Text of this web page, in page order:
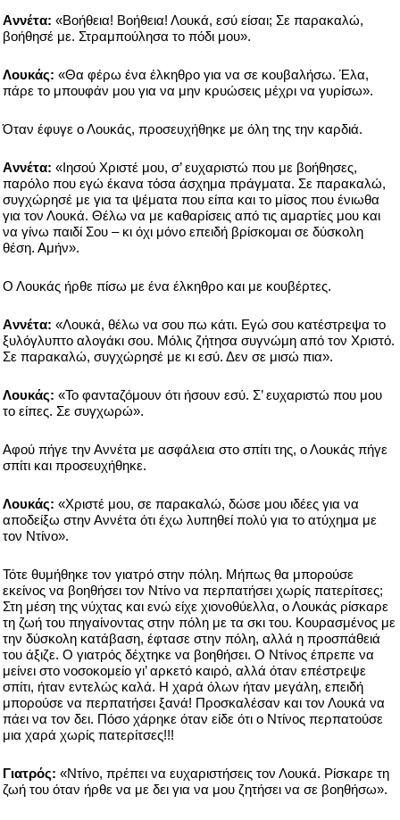
Aννέτα: «Βοήθεια! Βοήθεια! Λουκά, εσύ είσαι; Σε παρακαλώ,
βοήθησέ με. Στραμπούλησα το πόδι μου».
Λουκάς: «Θα φέρω ένα έλκηθρο για να σε κουβαλήσω. Έλα,
πάρε το μπουφάν μου για να μην κρυώσεις μέχρι να γυρίσω».
Όταν έφυγε ο Λουκάς, προσευχήθηκε με όλη της την καρδιά.
Aννέτα: «Ιησού Χριστέ μου, σ’ ευχαριστώ που με βοήθησες,
παρόλο που εγώ έκανα τόσα άσχημα πράγματα. Σε παρακαλώ,
συγχώρησέ με για τα ψέματα που είπα και το μίσος που ένιωθα
για τον Λουκά. Θέλω να με καθαρίσεις από τις αμαρτίες μου και
να γίνω παιδί Σου – κι όχι μόνο επειδή βρίσκομαι σε δύσκολη
θέση. Αμήν».
Ο Λουκάς ήρθε πίσω με ένα έλκηθρο και με κουβέρτες.
Aννέτα: «Λουκά, θέλω να σου πω κάτι. Εγώ σου κατέστρεψα το
ξυλόγλυπτο αλογάκι σου. Μόλις ζήτησα συγνώμη από τον Χριστό.
Σε παρακαλώ, συγχώρησέ με κι εσύ. Δεν σε μισώ πια».
Λουκάς: «Το φανταζόμουν ότι ήσουν εσύ. Σ’ ευχαριστώ που μου
το είπες. Σε συγχωρώ».
Αφού πήγε την Αννέτα με ασφάλεια στο σπίτι της, ο Λουκάς πήγε
σπίτι και προσευχήθηκε.
Λουκάς: «Χριστέ μου, σε παρακαλώ, δώσε μου ιδέες για να
αποδείξω στην Αννέτα ότι έχω λυπηθεί πολύ για το ατύχημα με
τον Ντίνο».
Τότε θυμήθηκε τον γιατρό στην πόλη. Μήπως θα μπορούσε
εκείνος να βοηθήσει τον Ντίνο να περπατήσει χωρίς πατερίτσες;
Στη μέση της νύχτας και ενώ είχε χιονοθύελλα, ο Λουκάς ρίσκαρε
τη ζωή του πηγαίνοντας στην πόλη με τα σκι του. Κουρασμένος με
την δύσκολη κατάβαση, έφτασε στην πόλη, αλλά η προσπάθειά
του άξιζε. Ο γιατρός δέχτηκε να βοηθήσει. Ο Ντίνος έπρεπε να
μείνει στο νοσοκομείο γι’ αρκετό καιρό, αλλά όταν επέστρεψε
σπίτι, ήταν εντελώς καλά. Η χαρά όλων ήταν μεγάλη, επειδή
μπορούσε να περπατήσει ξανά! Προσκαλέσαν και τον Λουκά να
πάει να τον δει. Πόσο χάρηκε όταν είδε ότι ο Ντίνος περπατούσε
μια χαρά χωρίς πατερίτσες!!!
Γιατρός: «Ντίνο, πρέπει να ευχαριστήσεις τον Λουκά. Ρίσκαρε τη
ζωή του όταν ήρθε να με δει για να μου ζητήσει να σε βοηθήσω».